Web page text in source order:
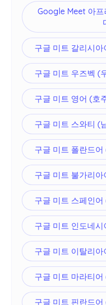
Google Meet 아
구글 미트 갈리시
구글 미트 우즈벡 (
구글 미트 영어 (호
구글 미트 스와티 (
구글 미트 폴란드
구글 미트 불가리
구글 미트 스페인
구글 미트 인도네
구글 미트 이탈리아
구글 미트 마라티
구글 미트 핀란드